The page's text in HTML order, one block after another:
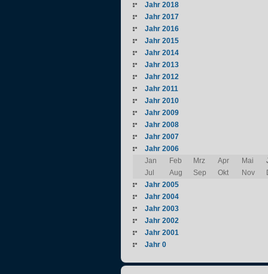
Jahr 2018
Jahr 2017
Jahr 2016
Jahr 2015
Jahr 2014
Jahr 2013
Jahr 2012
Jahr 2011
Jahr 2010
Jahr 2009
Jahr 2008
Jahr 2007
Jahr 2006
Jan
Feb Mrz Apr Mai
Jul
Aug Sep Okt Nov
Jahr 2005
Jahr 2004
Jahr 2003
Jahr 2002
Jahr 2001
Jahr 0